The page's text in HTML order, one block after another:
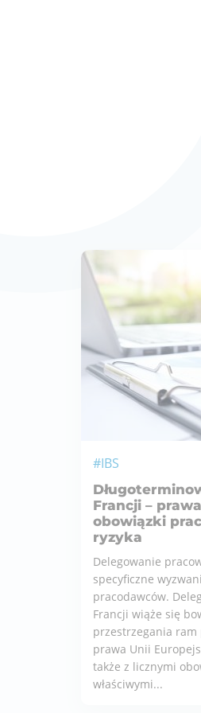
#IBS
Francji –
obowiązki
ryzyka
Delegowanie
specyficzne
pracodawców.
Francji wiąże się
przestrzegania ram
prawa Unii
także z licznymi
właściwymi...